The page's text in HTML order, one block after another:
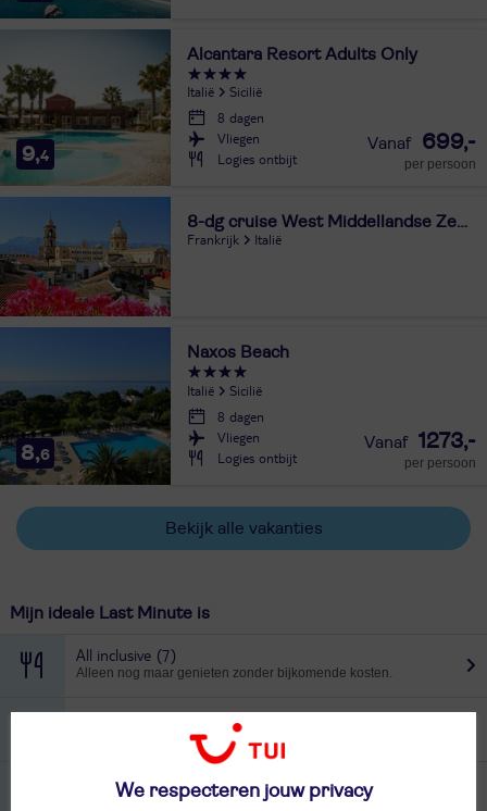
9,4
Alcantara Resort Adults Only
Italië
Sicilië
8 dagen
Vliegen
Logies ontbijt
699,-
per persoon
8-dg cruise West Middellandse Zee - MSC Meraviglia
Frankrijk
Italië
8,6
Naxos Beach
Italië
Sicilië
8 dagen
Vliegen
Logies ontbijt
1273,-
per persoon
Bekijk alle vakanties
Mijn ideale Last Minute is
All inclusive (7)
Alleen nog maar genieten zonder bijkomende kosten.
Hotel (32)
Slapen, eten en drinken. Alles onder één dak.
Appartement (6)
Slapen, koken en ontspannen alles binnen handbereik.
We respecteren jouw privacy